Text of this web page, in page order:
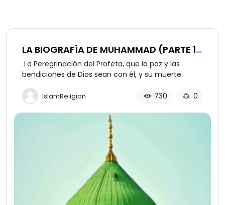
LA BIOGRAFÍA DE MUHAMMAD (PARTE 12
DE 12)
La Peregrinación del Profeta, que la paz y las
bendiciones de Dios sean con él, y su muerte.
IslamReligion 730 0